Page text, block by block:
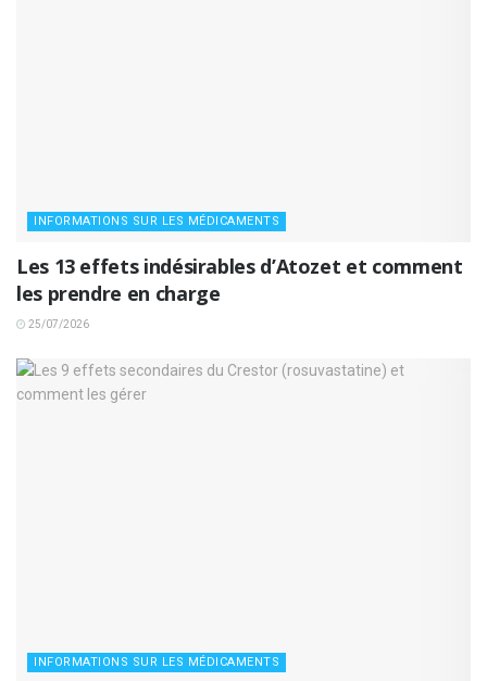
INFORMATIONS SUR LES MÉDICAMENTS
Les 13 effets indésirables d’Atozet et comment
les prendre en charge
25/07/2026
INFORMATIONS SUR LES MÉDICAMENTS